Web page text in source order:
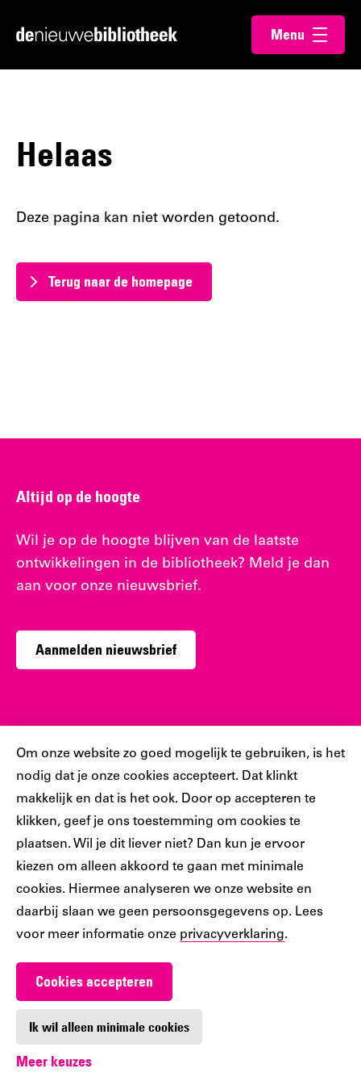
Cookiebar
Om onze website zo goed mogelijk te gebruiken, is het
nodig dat je onze cookies accepteert. Dat klinkt
makkelijk en dat is het ook. Door op accepteren te
klikken, geef je ons toestemming om cookies te
plaatsen. Wil je dit liever niet? Dan kun je ervoor
kiezen om alleen akkoord te gaan met minimale
cookies. Hiermee analyseren we onze website en
daarbij slaan we geen persoonsgegevens op. Lees
voor meer informatie onze privacyverklaring.
Cookies accepteren
Ik wil alleen minimale cookies
Meer keuzes
direct
direct
Ga
Menu
openen
Helaas
Deze pagina kan niet worden getoond.
Terug naar de homepage
Altijd op de hoogte
Wil je op de hoogte blijven van de laatste
ontwikkelingen in de bibliotheek? Meld je dan
aan voor onze nieuwsbrief.
Aanmelden nieuwsbrief
Sociaal
Volg jij ons al?
Ons
account
Ons
account
Ons
Instagram
account
Ons
account
Ons
account
Werken bij De Nieuwe Bibliotheek
Digitoegankelijkheid